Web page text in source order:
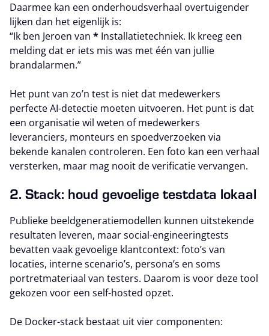
Daarmee kan een onderhoudsverhaal overtuigender
lijken dan het eigenlijk is:
“Ik ben Jeroen van * Installatietechniek. Ik kreeg een
melding dat er iets mis was met één van jullie
brandalarmen.”
Het punt van zo’n test is niet dat medewerkers
perfecte AI-detectie moeten uitvoeren. Het punt is dat
een organisatie wil weten of medewerkers
leveranciers, monteurs en spoedverzoeken via
bekende kanalen controleren. Een foto kan een verhaal
versterken, maar mag nooit de verificatie vervangen.
2. Stack: houd gevoelige testdata lokaal
Publieke beeldgeneratiemodellen kunnen uitstekende
resultaten leveren, maar social-engineeringtests
bevatten vaak gevoelige klantcontext: foto’s van
locaties, interne scenario’s, persona’s en soms
portretmateriaal van testers. Daarom is voor deze tool
gekozen voor een self-hosted opzet.
De Docker-stack bestaat uit vier componenten: